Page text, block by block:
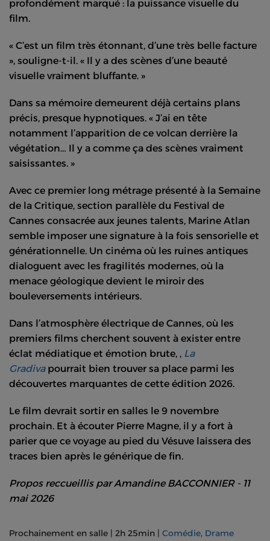
profondément marqué : la puissance visuelle du
film.
« C’est un film très étonnant, d’une très belle facture
», souligne-t-il. « Il y a des scènes d’une beauté
visuelle vraiment bluffante. »
Dans sa mémoire demeurent déjà certains plans
précis, presque hypnotiques. « J’ai en tête
notamment l’apparition de ce volcan derrière la
végétation… Il y a comme ça des scènes vraiment
saisissantes. »
Avec ce premier long métrage présenté à la Semaine
de la Critique, section parallèle du Festival de
Cannes consacrée aux jeunes talents, Marine Atlan
semble imposer une signature à la fois sensorielle et
générationnelle. Un cinéma où les ruines antiques
dialoguent avec les fragilités modernes, où la
menace géologique devient le miroir des
bouleversements intérieurs.
Dans l’atmosphère électrique de Cannes, où les
premiers films cherchent souvent à exister entre
éclat médiatique et émotion brute, , La
Gradivapourrait bien trouver sa place parmi les
découvertes marquantes de cette édition 2026.
Le film devrait sortir en salles le 9 novembre
prochain. Et à écouter Pierre Magne, il y a fort à
parier que ce voyage au pied du Vésuve laissera des
traces bien après le générique de fin.
Propos reccueillis par Amandine BACCONNIER - 11
mai 2026
Prochainement en salle | 2h 25min | Comédie, Drame